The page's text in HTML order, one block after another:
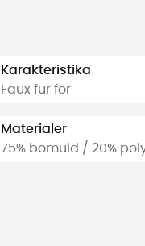
Karakteristika
Faux fur for
Materialer
75% bomuld / 20%